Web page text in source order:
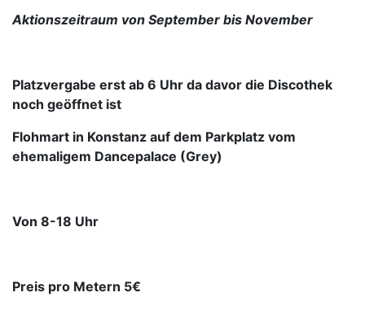
Aktionszeitraum von September bis November
Platzvergabe erst ab 6 Uhr da davor die Discothek
noch geöffnet ist
Flohmart in Konstanz auf dem Parkplatz vom
ehemaligem Dancepalace (Grey)
Von 8-18 Uhr
Preis pro Metern 5€